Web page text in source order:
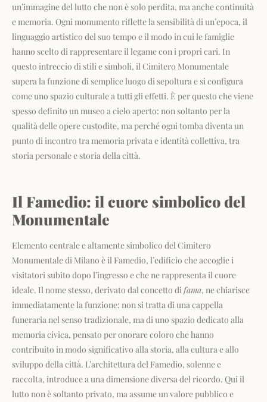
un’immagine del lutto che non è solo perdita, ma anche continuità
e memoria. Ogni monumento riflette la sensibilità di un’epoca, il
linguaggio artistico del suo tempo e il modo in cui le famiglie
hanno scelto di rappresentare il legame con i propri cari. In
questo intreccio di stili e simboli, il Cimitero Monumentale
supera la funzione di semplice luogo di sepoltura e si configura
come uno spazio culturale a tutti gli effetti. È per questo che viene
spesso definito un museo a cielo aperto: non soltanto per la
qualità delle opere custodite, ma perché ogni tomba diventa un
punto di incontro tra memoria privata e identità collettiva, tra
storia personale e storia della città.
Il Famedio: il cuore simbolico del
Monumentale
Elemento centrale e altamente simbolico del Cimitero
Monumentale di Milano è il Famedio, l’edificio che accoglie i
visitatori subito dopo l’ingresso e che ne rappresenta il cuore
ideale. Il nome stesso, derivato dal concetto difama, ne chiarisce
immediatamente la funzione: non si tratta di una cappella
funeraria nel senso tradizionale, ma di uno spazio dedicato alla
memoria civica, pensato per onorare coloro che hanno
contribuito in modo significativo alla storia, alla cultura e allo
sviluppo della città. L’architettura del Famedio, solenne e
raccolta, introduce a una dimensione diversa del ricordo. Qui il
lutto non è soltanto privato, ma assume un valore pubblico e